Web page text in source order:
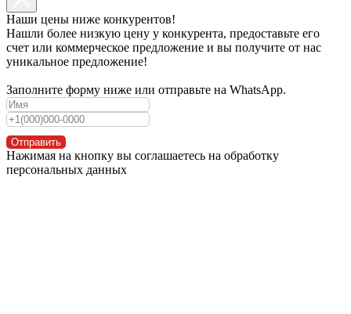
Наши цены ниже конкурентов!
Нашли более низкую цену у конкурента, предоставьте его
счет или коммерческое предложение и вы получите от нас
уникальное предложение!
Заполните форму ниже или отправьте на WhatsApp.
Отправить
Нажимая на кнопку вы соглашаетесь на обработку
персональных данных